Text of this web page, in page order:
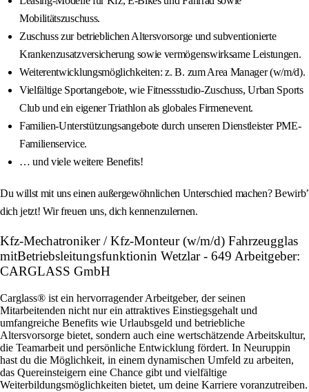
Mobilitätszuschuss.
Zuschuss zur betrieblichen Altersvorsorge und subventionierte
Krankenzusatzversicherung sowie vermögenswirksame Leistungen.
Weiterentwicklungsmöglichkeiten: z. B. zum Area Manager (w/m/d).
Vielfältige Sportangebote, wie Fitnessstudio-Zuschuss, Urban Sports
Club und ein eigener Triathlon als globales Firmenevent.
Familien-Unterstützungsangebote durch unseren Dienstleister PME-
Familienservice.
… und viele weitere Benefits!
Du willst mit uns einen außergewöhnlichen Unterschied machen? Bewirb’
dich jetzt! Wir freuen uns, dich kennenzulernen.
Kfz-Mechatroniker / Kfz-Monteur (w/m/d) Fahrzeugglas
mitBetriebsleitungsfunktionin Wetzlar - 649 Arbeitgeber:
CARGLASS GmbH
Carglass® ist ein hervorragender Arbeitgeber, der seinen
Mitarbeitenden nicht nur ein attraktives Einstiegsgehalt und
umfangreiche Benefits wie Urlaubsgeld und betriebliche
Altersvorsorge bietet, sondern auch eine wertschätzende Arbeitskultur,
die Teamarbeit und persönliche Entwicklung fördert. In Neuruppin
hast du die Möglichkeit, in einem dynamischen Umfeld zu arbeiten,
das Quereinsteigern eine Chance gibt und vielfältige
Weiterbildungsmöglichkeiten bietet, um deine Karriere voranzutreiben.